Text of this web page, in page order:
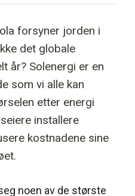
forsyner jorden i
det globale
år? Solenergi er en
som vi alle kan
etter energi
installere
kostnadene sine
noen av de største